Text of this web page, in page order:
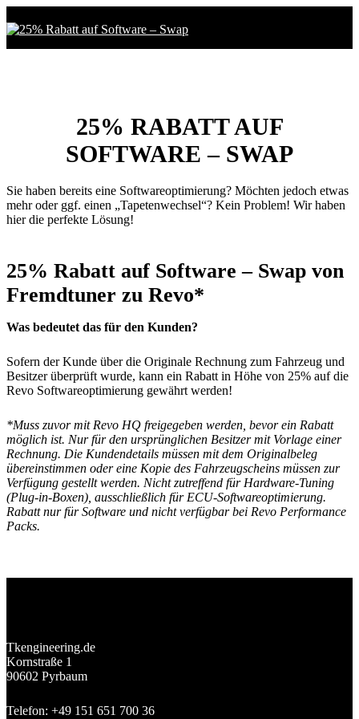
25% RABATT AUF
SOFTWARE – SWAP
Sie haben bereits eine Softwareoptimierung? Möchten jedoch etwas
mehr oder ggf. einen „Tapetenwechsel“? Kein Problem! Wir haben
hier die perfekte Lösung!
25% Rabatt auf Software – Swap von
Fremdtuner zu Revo*
Was bedeutet das für den Kunden?
Sofern der Kunde über die Originale Rechnung zum Fahrzeug und
Besitzer überprüft wurde, kann ein Rabatt in Höhe von 25% auf die
Revo Softwareoptimierung gewährt werden!
*Muss zuvor mit Revo HQ freigegeben werden, bevor ein Rabatt
möglich ist. Nur für den ursprünglichen Besitzer mit Vorlage einer
Rechnung. Die Kundendetails müssen mit dem Originalbeleg
übereinstimmen oder eine Kopie des Fahrzeugscheins müssen zur
Verfügung gestellt werden. Nicht zutreffend für Hardware-Tuning
(Plug-in-Boxen), ausschließlich für ECU-Softwareoptimierung.
Rabatt nur für Software und nicht verfügbar bei Revo Performance
Packs.
Tkengineering.de
Kornstraße 1
90602 Pyrbaum
Telefon: +49 151 651 700 36